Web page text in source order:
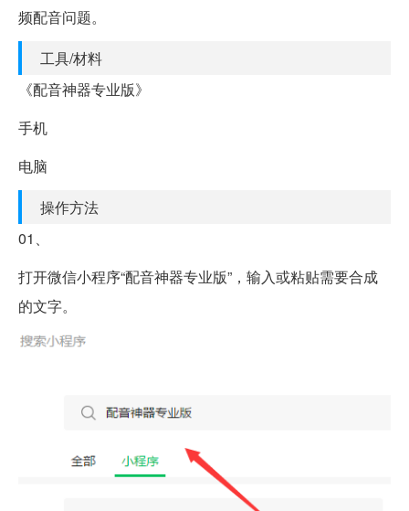
频配音问题。
工具/材料
《配音神器专业版》
手机
电脑
操作方法
01、
打开微信小程序“配音神器专业版”，输入或粘贴需要合成
的文字。